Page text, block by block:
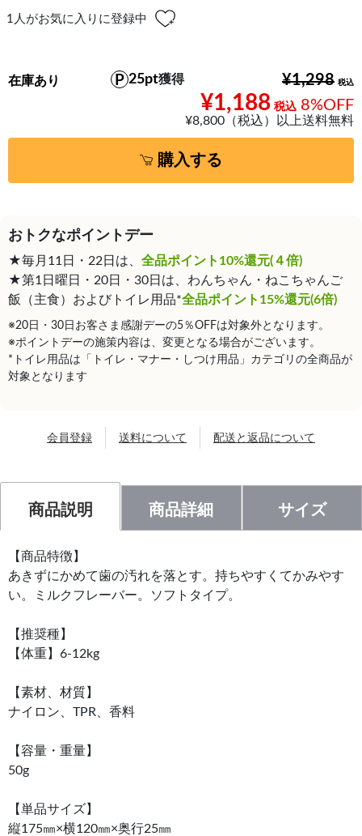
1 人がお気に入りに登録中
¥1,298
¥1,188 8%OFF
25pt獲得
¥8,800（税込）以上送料無料
在庫あり
購入する
おトクなポイントデー
★毎月11日・22日は、 全品ポイント10%還元(４倍)
★第1日曜日・20日・30日は、わんちゃん・ねこちゃんご
飯（主食）およびトイレ用品*全品ポイント15%還元(6倍)
※20日・30日お客さま感謝デーの5％OFFは対象外となります。
※ポイントデーの施策内容は、変更となる場合がございます。
*トイレ用品は「トイレ・マナー・しつけ用品」カテゴリの全商品が
対象となります
会員登録 送料について 配送と返品について
商品説明 商品詳細 サイズ
【商品特徴】
あきずにかめて歯の汚れを落とす。持ちやすくてかみやす
い。ミルクフレーバー。ソフトタイプ。
【推奨種】
【体重】6-12kg
【素材、材質】
ナイロン、TPR、香料
【容量・重量】
50g
【単品サイズ】
縦175㎜×横120㎜×奥行25㎜